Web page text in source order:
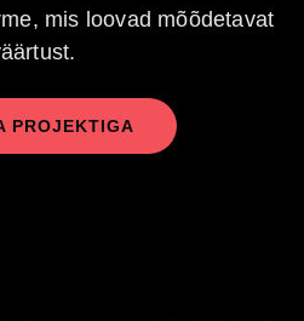
mis loovad mõõdetavat
PROJEKTIGA